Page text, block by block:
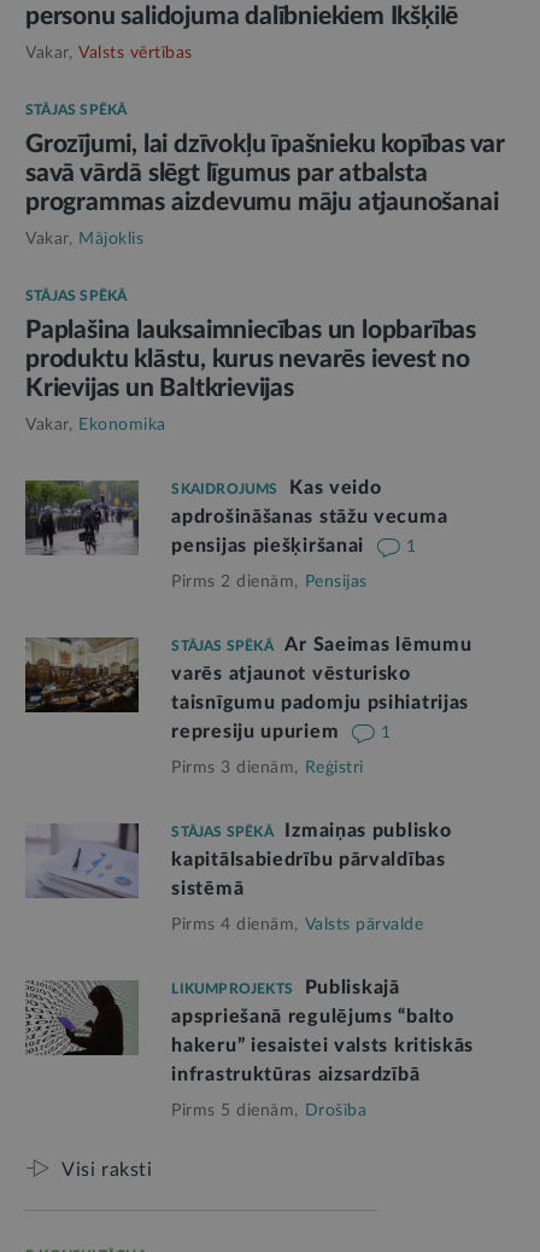
personu salidojuma dalībniekiem Ikšķilē
Vakar, Valsts vērtības
STĀJAS SPĒKĀ
Grozījumi, lai dzīvokļu īpašnieku kopības var
savā vārdā slēgt līgumus par atbalsta
programmas aizdevumu māju atjaunošanai
Vakar, Mājoklis
STĀJAS SPĒKĀ
Paplašina lauksaimniecības un lopbarības
produktu klāstu, kurus nevarēs ievest no
Krievijas un Baltkrievijas
Vakar, Ekonomika
SKAIDROJUMS
Kas veido
apdrošināšanas stāžu vecuma
pensijas piešķiršanai
1
Pirms 2 dienām, Pensijas
STĀJAS SPĒKĀ
Ar Saeimas lēmumu
varēs atjaunot vēsturisko
taisnīgumu padomju psihiatrijas
represiju upuriem
1
Pirms 3 dienām, Reģistri
STĀJAS SPĒKĀ
Izmaiņas publisko
kapitālsabiedrību pārvaldības
sistēmā
Pirms 4 dienām, Valsts pārvalde
LIKUMPROJEKTS
Publiskajā
apspriešanā regulējums “balto
hakeru” iesaistei valsts kritiskās
infrastruktūras aizsardzībā
Pirms 5 dienām, Drošība
Visi raksti